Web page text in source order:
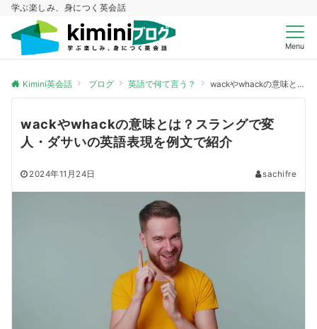
学ぶ楽しみ、身につく英会話
Menu
Kimini英会話 ブログ 英語で何て言う？ wackやwhackの意味とは？スラングで変人・ダサいの英語表現を例文で紹介
wackやwhackの意味とは？スラングで変
人・ダサいの英語表現を例文で紹介
2024年11月24日 sachifre